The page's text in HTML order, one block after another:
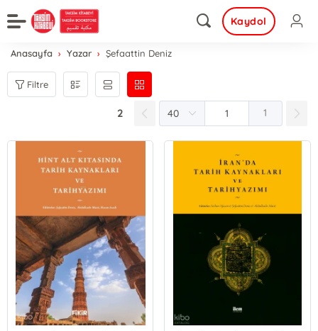
Kaydol
Anasayfa Yazar Şefaattin Deniz
Filtre
2 1